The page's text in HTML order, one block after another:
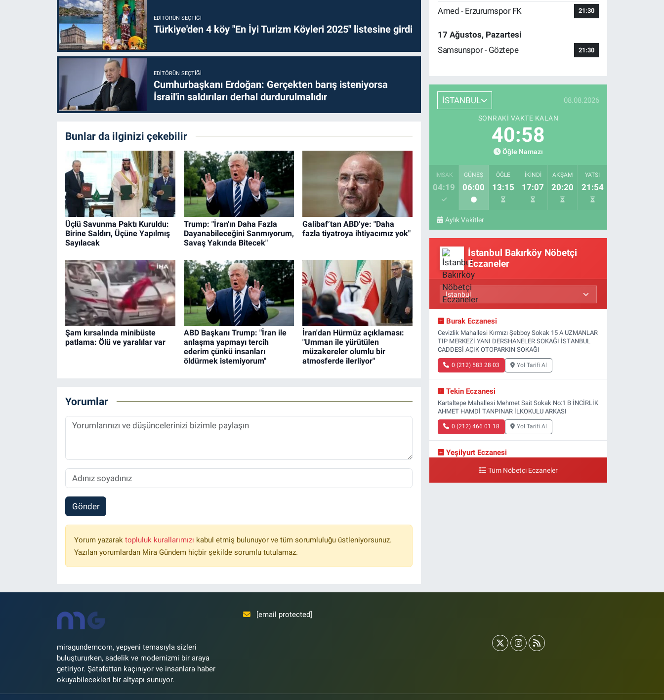
EDITÖRÜN SEÇTIĞI
Türkiye'den 4 köy "En İyi Turizm Köyleri 2025" listesine girdi
EDITÖRÜN SEÇTIĞI
Cumhurbaşkanı Erdoğan: Gerçekten barış isteniyorsa
İsrail'in saldırıları derhal durdurulmalıdır
Bunlar da ilginizi çekebilir
Üçlü Savunma Paktı Kuruldu:
Birine Saldırı, Üçüne Yapılmış
Sayılacak
Trump: "İran'ın Daha Fazla
Dayanabileceğini Sanmıyorum,
Savaş Yakında Bitecek"
Galibaf’tan ABD’ye: "Daha
fazla tiyatroya ihtiyacımız yok"
Şam kırsalında minibüste
patlama: Ölü ve yaralılar var
ABD Başkanı Trump: "İran ile
anlaşma yapmayı tercih
ederim çünkü insanları
öldürmek istemiyorum"
İran'dan Hürmüz açıklaması:
"Umman ile yürütülen
müzakereler olumlu bir
atmosferde ilerliyor"
Yorumlar
Gönder
Yorum yazarak topluluk kurallarımızı kabul etmiş bulunuyor ve tüm sorumluluğu üstleniyorsunuz.
Yazılan yorumlardan Mira Gündem hiçbir şekilde sorumlu tutulamaz.
Amed - Erzurumspor FK 21:30
17 Ağustos, Pazartesi
Samsunspor - Göztepe
21:30
İSTANBUL 08.08.2026
SONRAKI VAKTE KALAN
40:57
Öğle Namazı
İMSAK
04:19
GÜNEŞ
06:00
ÖĞLE
13:15
İKINDI
17:07
AKŞAM
20:20
YATSI
21:54
Aylık Vakitler
İstanbul Bakırköy Nöbetçi
Eczaneler
Burak Eczanesi
Cevizlik Mahallesi Kırmızı Şebboy Sokak 15 A UZMANLAR
TIP MERKEZİ YANI DERSHANELER SOKAĞI İSTANBUL
CADDESİ AÇIK OTOPARKIN SOKAĞI
0 (212) 583 28 03 Yol Tarifi Al
Tekin Eczanesi
Kartaltepe Mahallesi Mehmet Sait Sokak No:1 B İNCİRLİK
AHMET HAMDİ TANPINAR İLKOKULU ARKASI
0 (212) 466 01 18 Yol Tarifi Al
Yeşilyurt Eczanesi
Tüm Nöbetçi Eczaneler
miragundemcom, yepyeni temasıyla sizleri
buluştururken, sadelik ve modernizmi bir araya
getiriyor. Şatafattan kaçınıyor ve insanlara haber
okuyabilecekleri bir altyapı sunuyor.
[email protected]